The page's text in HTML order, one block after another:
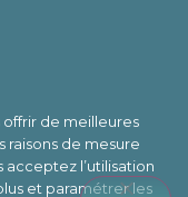
Confidentialité
offrir de meilleures
raisons de mesure
acceptez l’utilisation
et paramétrer les